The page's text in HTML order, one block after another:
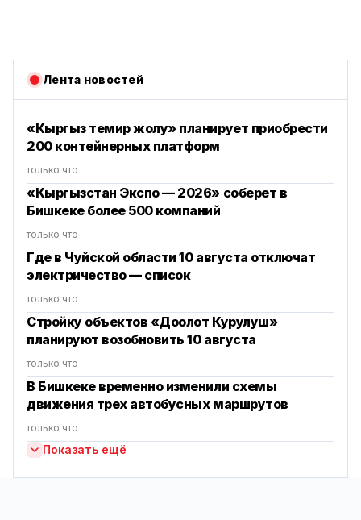
Лента новостей
«Кыргыз темир жолу» планирует приобрести
200 контейнерных платформ
только что
«Кыргызстан Экспо — 2026» соберет в
Бишкеке более 500 компаний
только что
Где в Чуйской области 10 августа отключат
электричество — список
только что
Стройку объектов «Доолот Курулуш»
планируют возобновить 10 августа
только что
В Бишкеке временно изменили схемы
движения трех автобусных маршрутов
только что
Показать ещё